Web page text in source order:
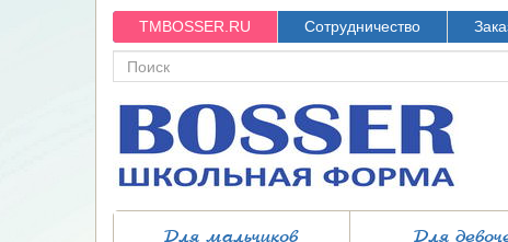
TMBOSSER.RU Сотрудничество
Для мальчиков Для